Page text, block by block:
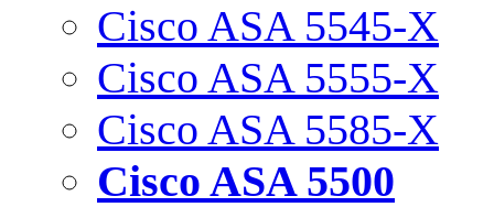
Cisco ASA 5545-X
Cisco ASA 5555-X
Cisco ASA 5585-X
Cisco ASA 5500